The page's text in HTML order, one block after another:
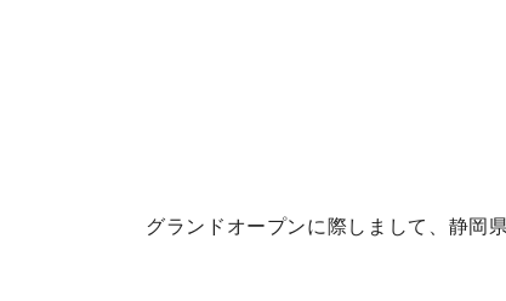
グランドオープンに際しまして、静岡